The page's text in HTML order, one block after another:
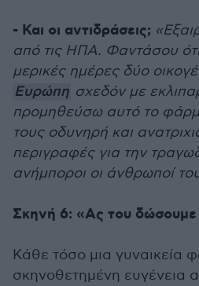
- Και οι αντιδράσεις;
από τις ΗΠΑ. Φαντάσου
μερικές ημέρες δύο
Ευρώπη σχεδόν με
προμηθεύσω αυτό το
τους οδυνηρή και
περιγραφές για την
ανήμποροι οι άνθρωποί
Σκηνή 6: «Ας του δώσουμε
Κάθε τόσο μια γυναικεία
σκηνοθετημένη ευγένεια